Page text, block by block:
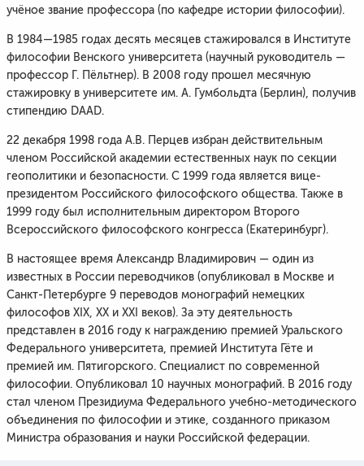
учёное звание профессора (по кафедре истории философии).
В 1984—1985 годах десять месяцев стажировался в Институте
философии Венского университета (научный руководитель —
профессор Г. Пёльтнер). В 2008 году прошел месячную
стажировку в университете им. А. Гумбольдта (Берлин), получив
стипендию DAAD.
22 декабря 1998 года А.В. Перцев избран действительным
членом Российской академии естественных наук по секции
геополитики и безопасности. С 1999 года является вице-
президентом Российского философского общества. Также в
1999 году был исполнительным директором Второго
Всероссийского философского конгресса (Екатеринбург).
В настоящее время Александр Владимирович — один из
известных в России переводчиков (опубликовал в Москве и
Санкт-Петербурге 9 переводов монографий немецких
философов XIX, XX и XXI веков). За эту деятельность
представлен в 2016 году к награждению премией Уральского
Федерального университета, премией Института Гёте и
премией им. Пятигорского. Специалист по современной
философии. Опубликовал 10 научных монографий. В 2016 году
стал членом Президиума Федерального учебно-методического
объединения по философии и этике, созданного приказом
Министра образования и науки Российской федерации.